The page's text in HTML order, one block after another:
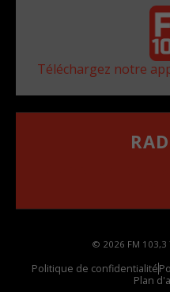
Téléchargez notre
© 2026 FM
Politique de confidentialité
Plan